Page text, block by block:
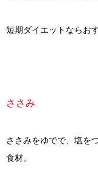
短期ダイエットならお
ささみ
ささみをゆでで、塩を
食材。